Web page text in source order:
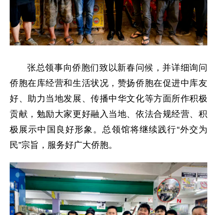
张总领事向侨胞们致以新春问候，并详细询问
侨胞在库经营和生活状况，赞扬侨胞在促进中库友
好、助力当地发展、传播中华文化等方面所作积极
贡献，勉励大家更好融入当地、依法合规经营、积
极展示中国良好形象。总领馆将继续践行“外交为
民”宗旨，服务好广大侨胞。